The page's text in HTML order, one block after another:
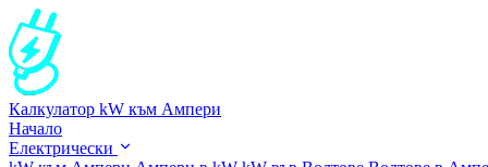
Калкулатор kW към Ампери
Начало
Електрически